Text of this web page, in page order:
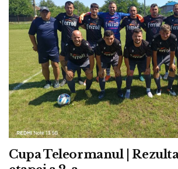
Cupa Teleormanul |